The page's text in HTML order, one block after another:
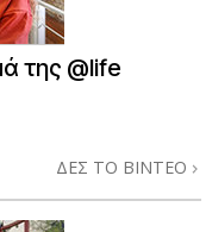
της @life
ΔΕΣ ΤΟ ΒΙΝΤΕΟ